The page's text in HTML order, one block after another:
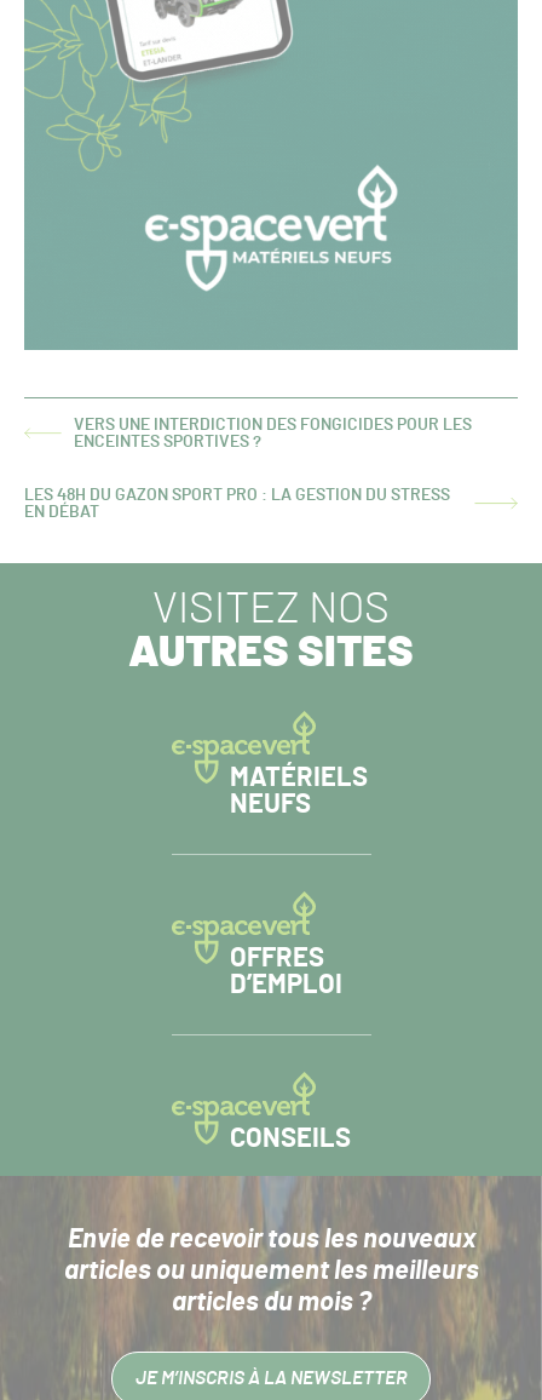
ARTICLE
VERS UNE INTERDICTION DES FONGICIDES POUR LES
ENCEINTES SPORTIVES ?
ARTICLE
LES 48H DU GAZON SPORT PRO : LA GESTION DU STRESS
EN DÉBAT
VISITEZ NOS
AUTRES SITES
MATÉRIELS
NEUFS
OFFRES
D’EMPLOI
CONSEILS
Envie de recevoir tous les nouveaux
articlesou uniquement les meilleurs
articles du mois ?
JE M’INSCRIS À LA NEWSLETTER